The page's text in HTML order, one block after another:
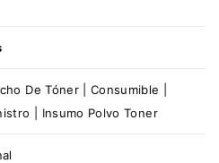
De Tóner | Consumible |
| Insumo Polvo Toner